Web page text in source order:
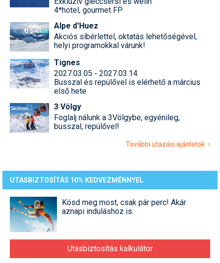
4*hotel, gourmet FP
Alpe d'Huez
Akciós síbérlettel, oktatás lehetőségével,
helyi programokkal várunk!
Tignes
2027.03.05 - 2027.03.14
Busszal és repülővel is elérhető a március
első hete
3 Völgy
Foglalj nálunk a 3Völgybe, egyénileg,
busszal, repülővel!
További utazási ajánlatok
UTASBIZTOSÍTÁS 10% KEDVEZMÉNNYEL
Kösd meg most, csak pár perc! Akár
aznapi induláshoz is.
Utasbiztosítás kalkulátor